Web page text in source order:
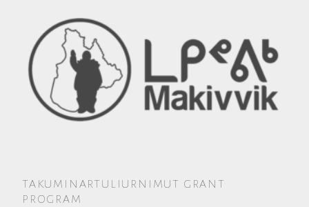
TAKUMINARTULIURNIMUT GRANT
PROGRAM